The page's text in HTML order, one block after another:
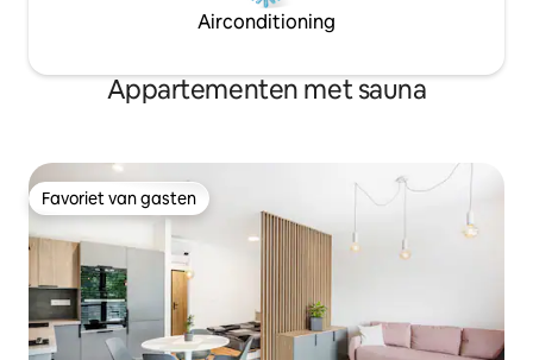
Airconditioning
Appartementen met sauna
Favoriet van gasten
Favoriet van gasten